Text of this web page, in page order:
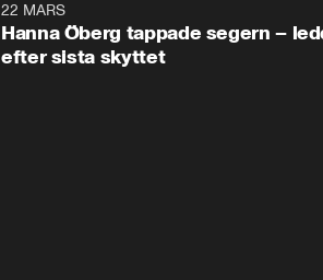
22 MARS
Hanna Öberg tappade segern –
efter sista skyttet